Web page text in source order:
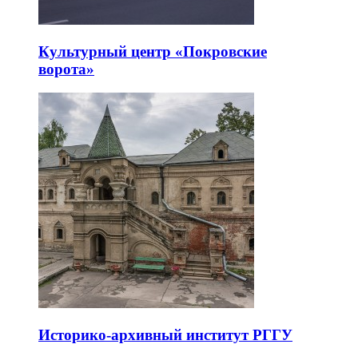
Культурный центр «Покровские
ворота»
Историко-архивный институт РГГУ